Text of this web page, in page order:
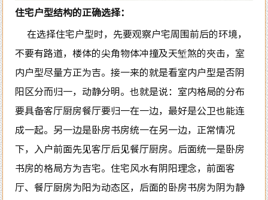
住宅户型结构的正确选择：
在选择住宅户型时，先要观察户宅周围前后的环境，
不要有路道，楼体的尖角物体冲撞及天堑煞的夾击，室
内户型尽量方正为吉。接一来的就是看室内户型是否阴
阳区分而归一，动静分明。也就是说：室内格局的分布
要具备客厅厨房餐厅要归一在一边，最好是公卫也能连
成一起。另一边是卧房书房统一在另一边，正常情况
下，入户前面先见客厅后见餐厅厨房。后面统一是卧房
书房的格局方为吉宅。住宅风水有阴阳理念，前面客
厅、餐厅厨房为阳为动态区，后面的卧房书房为阴为静